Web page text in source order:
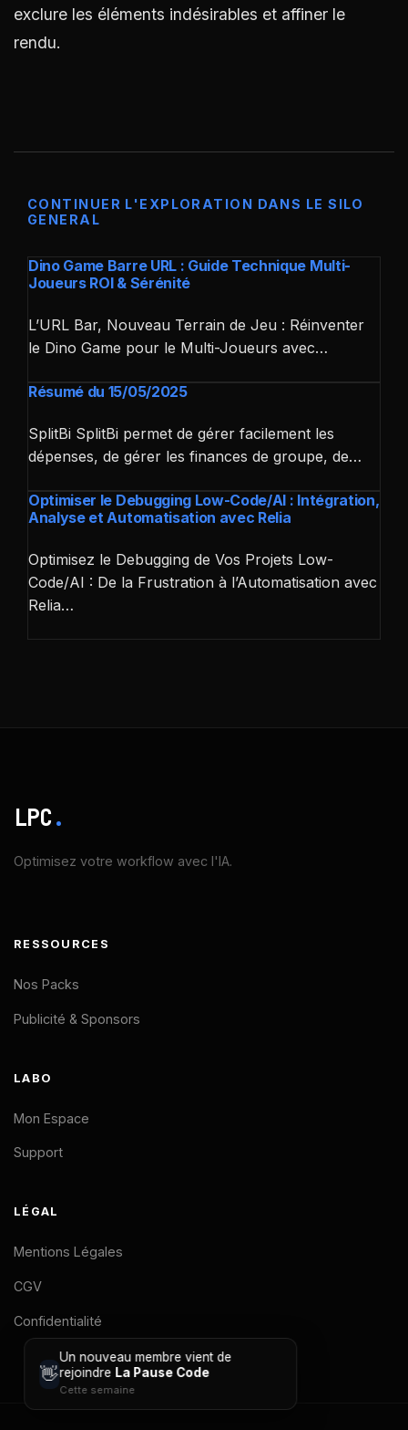
exclure les éléments indésirables et affiner le
rendu.
CONTINUER L'EXPLORATION DANS LE SILO
GENERAL
Dino Game Barre URL : Guide Technique Multi-
Joueurs ROI & Sérénité
L’URL Bar, Nouveau Terrain de Jeu : Réinventer
le Dino Game pour le Multi-Joueurs avec…
Résumé du 15/05/2025
SplitBi SplitBi permet de gérer facilement les
dépenses, de gérer les finances de groupe, de…
Optimiser le Debugging Low-Code/AI : Intégration,
Analyse et Automatisation avec Relia
Optimisez le Debugging de Vos Projets Low-
Code/AI : De la Frustration à l’Automatisation avec
Relia…
LPC.
Optimisez votre workflow avec l'IA.
RESSOURCES
Nos Packs
Publicité & Sponsors
LABO
Mon Espace
Support
LÉGAL
Mentions Légales
CGV
Confidentialité
👋
Un nouveau membre vient de
rejoindreLa Pause Code
Cette semaine